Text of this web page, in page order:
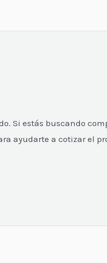
Si estás buscando
ayudarte a cotizar el